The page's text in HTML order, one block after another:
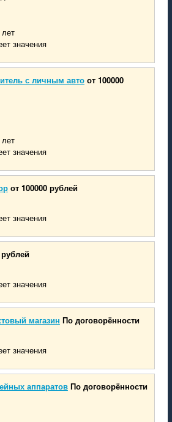
значения
с личным авто от 100000
значения
от 100000 рублей
значения
значения
магазин По договорённости
значения
аппаратов По договорённости